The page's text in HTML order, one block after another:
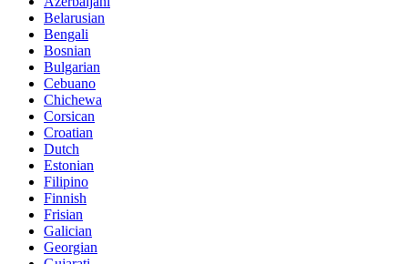
Belarusian
Bengali
Bosnian
Bulgarian
Cebuano
Chichewa
Corsican
Croatian
Dutch
Estonian
Filipino
Finnish
Frisian
Galician
Georgian